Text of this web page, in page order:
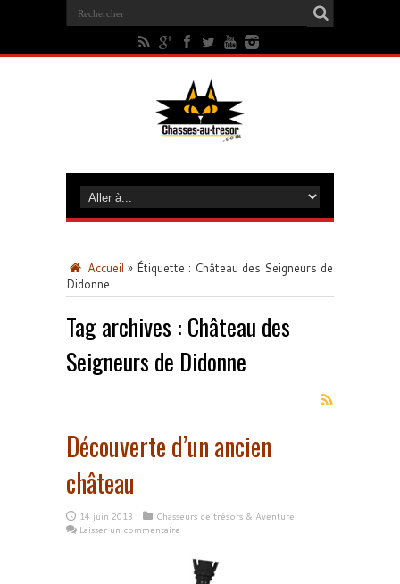
Accueil » Étiquette : Château des Seigneurs de
Didonne
Tag archives : Château des
Seigneurs de Didonne
Découverte d’un ancien
château
14 juin 2013
Chasseurs de trésors & Aventure
Laisser un commentaire